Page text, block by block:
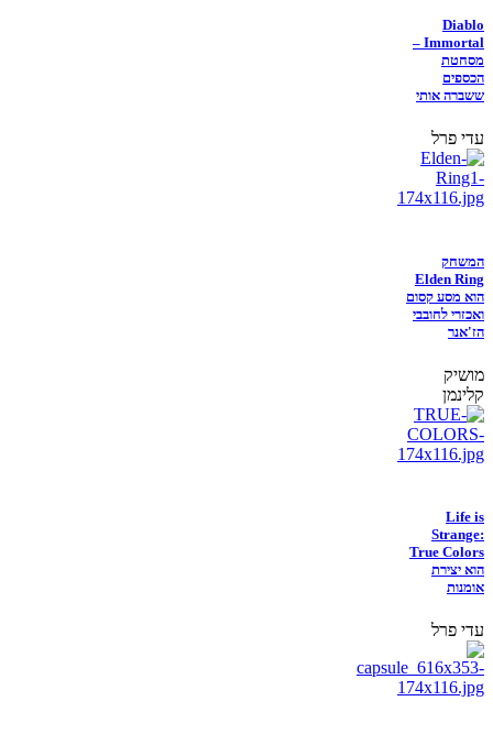
Diablo
Immortal –
מסחטת
הכספים
ששברה אותי
עדי פרל
המשחק
Elden Ring
הוא מסע קסום
ואכזרי לחובבי
הז'אנר
מושיק
קלינמן
Life is
Strange:
True Colors
הוא יצירת
אומנות
עדי פרל